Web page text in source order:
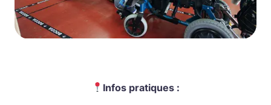
Infos pratiques :